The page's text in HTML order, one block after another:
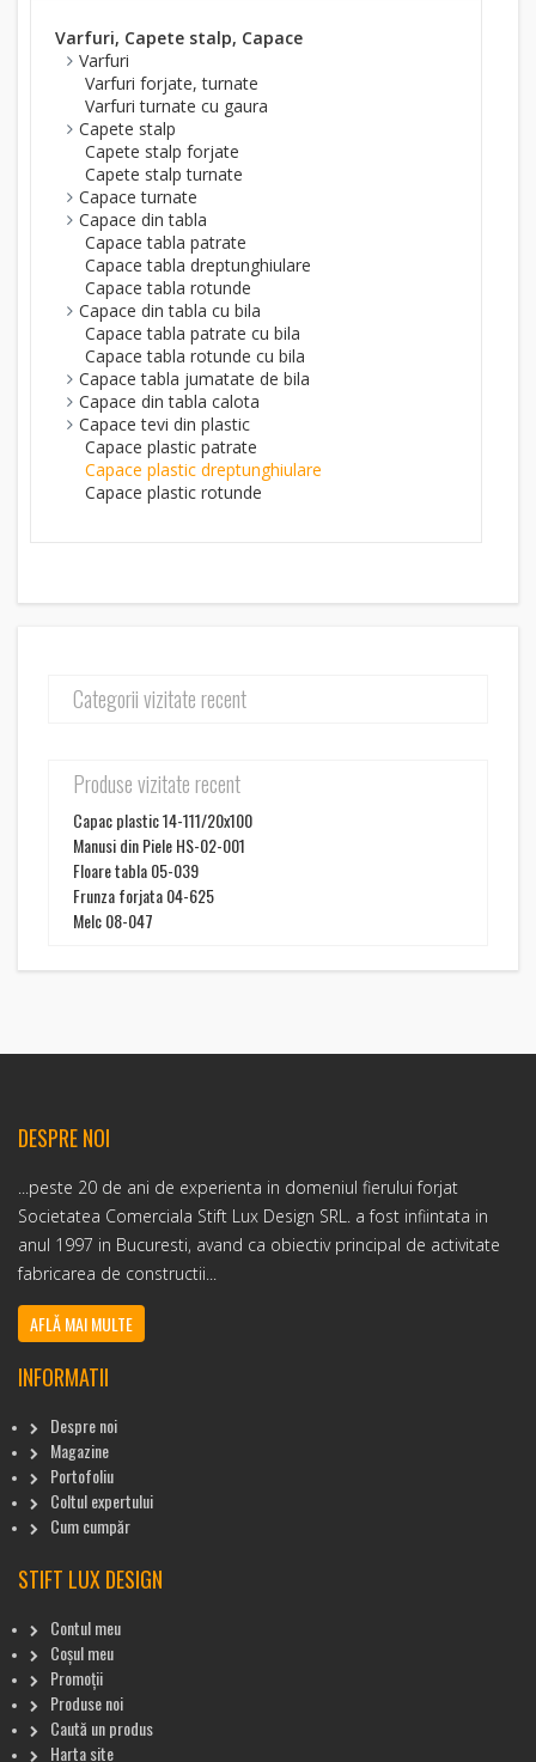
Varfuri, Capete stalp, Capace
Varfuri
Varfuri forjate, turnate
Varfuri turnate cu gaura
Capete stalp
Capete stalp forjate
Capete stalp turnate
Capace turnate
Capace din tabla
Capace tabla patrate
Capace tabla dreptunghiulare
Capace tabla rotunde
Capace din tabla cu bila
Capace tabla patrate cu bila
Capace tabla rotunde cu bila
Capace tabla jumatate de bila
Capace din tabla calota
Capace tevi din plastic
Capace plastic patrate
Capace plastic dreptunghiulare
Capace plastic rotunde
Categorii vizitate recent
Produse vizitate recent
Capac plastic 14-111/20x100
Manusi din Piele HS-02-001
Floare tabla 05-039
Frunza forjata 04-625
Melc 08-047
DESPRE NOI
...peste 20 de ani de experienta in domeniul fierului forjat
Societatea Comerciala Stift Lux Design SRL. a fost infiintata in
anul 1997 in Bucuresti, avand ca obiectiv principal de activitate
fabricarea de constructii...
AFLĂ MAI MULTE
INFORMATII
Despre noi
Magazine
Portofoliu
Coltul expertului
Cum cumpăr
STIFT LUX DESIGN
Contul meu
Coșul meu
Promoții
Produse noi
Caută un produs
Harta site